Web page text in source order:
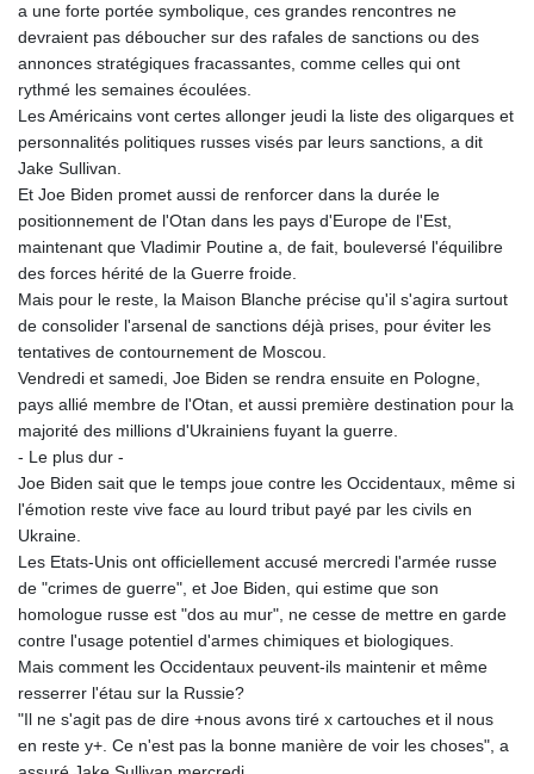
a une forte portée symbolique, ces grandes rencontres ne
devraient pas déboucher sur des rafales de sanctions ou des
annonces stratégiques fracassantes, comme celles qui ont
rythmé les semaines écoulées.
Les Américains vont certes allonger jeudi la liste des oligarques et
personnalités politiques russes visés par leurs sanctions, a dit
Jake Sullivan.
Et Joe Biden promet aussi de renforcer dans la durée le
positionnement de l'Otan dans les pays d'Europe de l'Est,
maintenant que Vladimir Poutine a, de fait, bouleversé l'équilibre
des forces hérité de la Guerre froide.
Mais pour le reste, la Maison Blanche précise qu'il s'agira surtout
de consolider l'arsenal de sanctions déjà prises, pour éviter les
tentatives de contournement de Moscou.
Vendredi et samedi, Joe Biden se rendra ensuite en Pologne,
pays allié membre de l'Otan, et aussi première destination pour la
majorité des millions d'Ukrainiens fuyant la guerre.
- Le plus dur -
Joe Biden sait que le temps joue contre les Occidentaux, même si
l'émotion reste vive face au lourd tribut payé par les civils en
Ukraine.
Les Etats-Unis ont officiellement accusé mercredi l'armée russe
de "crimes de guerre", et Joe Biden, qui estime que son
homologue russe est "dos au mur", ne cesse de mettre en garde
contre l'usage potentiel d'armes chimiques et biologiques.
Mais comment les Occidentaux peuvent-ils maintenir et même
resserrer l'étau sur la Russie?
"Il ne s'agit pas de dire +nous avons tiré x cartouches et il nous
en reste y+. Ce n'est pas la bonne manière de voir les choses", a